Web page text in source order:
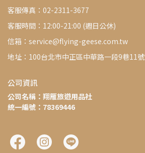
客服傳真：02-2311-3677
客服時間：12:00-21:00 (週日公休)
信箱：service@flying-geese.com.tw
地址：100台北市中正區中華路一段9巷11號
公司資訊
公司名稱：翔雁旅遊用品社
統一編號：78369446